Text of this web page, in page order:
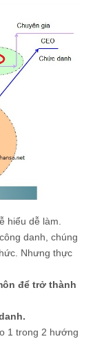
hiểu dễ làm.
danh, chúng
Nhưng thực
để trở thành
1 trong 2 hướng